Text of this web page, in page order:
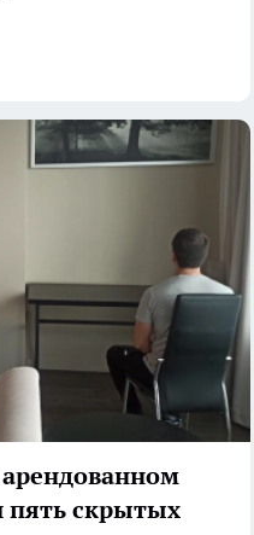
пять скрытых